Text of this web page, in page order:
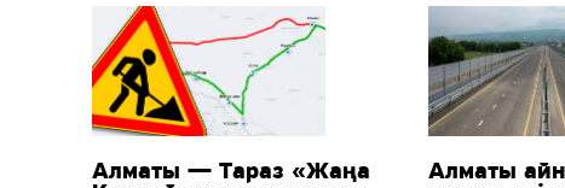
Алматы — Тараз «Жаңа
Алматы